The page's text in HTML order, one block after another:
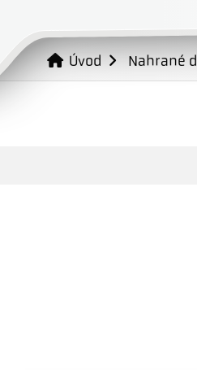
Úvod Nahrané